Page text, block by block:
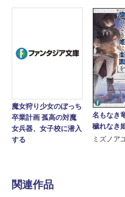
魔女狩り少女のぼっち
卒業計画 孤高の対魔
女兵器、女子校に潜入
する
名もなき
穢れなき
ミズノア
関連作品